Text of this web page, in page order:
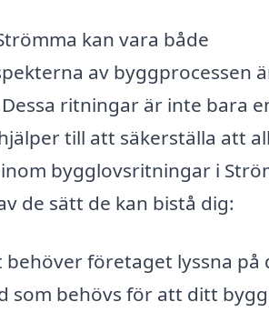
kan vara både
av byggprocessen
ritningar är inte bara
till att säkerställa att
bygglovsritningar i
de sätt de kan bistå dig:
företaget lyssna på
som behövs för att ditt